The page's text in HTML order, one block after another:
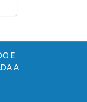
E
A